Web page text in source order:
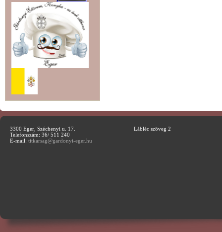
3300 Eger, Széchenyi u. 17.
Telefonszám: 36/ 511 240
E-mail: titkarsag@gardonyi-eger.hu
Lábléc szöveg 2